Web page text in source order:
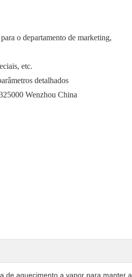
o departamento de marketing,
etc.
detalhados
Wenzhou China
de aquecimento a vapor para manter a